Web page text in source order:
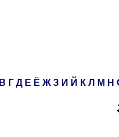
В Г Д Е Ё Ж З И Й К Л М Н